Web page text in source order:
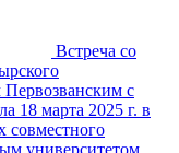
Встреча со
с
18 марта 2025 г. в
совместного
университетом.